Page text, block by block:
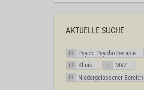
AKTUELLE SUCHE
Psych. Psychotherapie
Klinik
MVZ
Niedergelassener Bereich